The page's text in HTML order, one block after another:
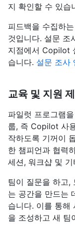
지 확인할 수 있습
피드백을 수집하
것입니다. 설문 조
지점에서 Copilot
습니다. 설문 조사
교육 및 지원
파일럿 프로그램
룹, 즉 Copilot 사
작하도록 기꺼이
한 챔피언과 협력
세션, 워크샵 및
팀이 질문을 하고,
는 공간을 만드는
습니다. 이를 통
을 조성하고 새 팀